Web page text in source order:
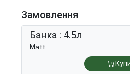
Замовлення
Банка : 4.5л
Matt